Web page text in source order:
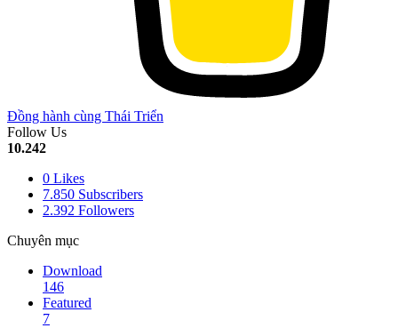
Đồng hành cùng Thái Triển
Follow Us
10.242
0 Likes
7.850 Subscribers
2.392 Followers
Chuyên mục
Download
146
Featured
7